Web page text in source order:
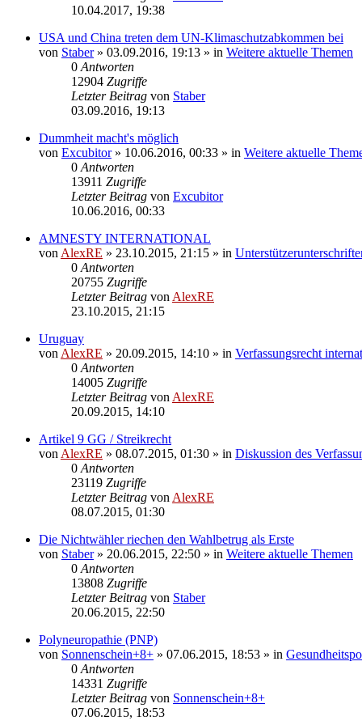
10.04.2017, 19:38
USA und China treten dem UN-Klimaschutzabkommen bei
von Staber» 03.09.2016, 19:13 » in Weitere aktuelle Themen
0 Antworten
12904 Zugriffe
Letzter Beitrag von Staber
03.09.2016, 19:13
Dummheit macht's möglich
von Excubitor» 10.06.2016, 00:33 » in Weitere aktuelle
0 Antworten
13911 Zugriffe
Letzter Beitrag von Excubitor
10.06.2016, 00:33
AMNESTY INTERNATIONAL
von AlexRE » 23.10.2015, 21:15 » in
0 Antworten
20755 Zugriffe
Letzter Beitrag von AlexRE
23.10.2015, 21:15
Uruguay
von AlexRE » 20.09.2015, 14:10 » in Verfassungsrecht
0 Antworten
14005 Zugriffe
Letzter Beitrag von AlexRE
20.09.2015, 14:10
Artikel 9 GG / Streikrecht
von AlexRE » 08.07.2015, 01:30 » in Diskussion des
0 Antworten
23119 Zugriffe
Letzter Beitrag von AlexRE
08.07.2015, 01:30
Die Nichtwähler riechen den Wahlbetrug als Erste
von Staber» 20.06.2015, 22:50 » in Weitere aktuelle Themen
0 Antworten
13808 Zugriffe
Letzter Beitrag von Staber
20.06.2015, 22:50
Polyneuropathie (PNP)
von Sonnenschein+8+ » 07.06.2015, 18:53 » in
0 Antworten
14331 Zugriffe
Letzter Beitrag von Sonnenschein+8+
07.06.2015, 18:53